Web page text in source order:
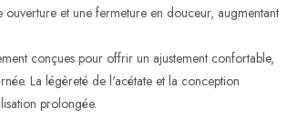
ouverture et une fermeture en douceur, augmentant
conçues pour offrir un ajustement confortable,
La légèreté de l'acétate et la conception
prolongée.